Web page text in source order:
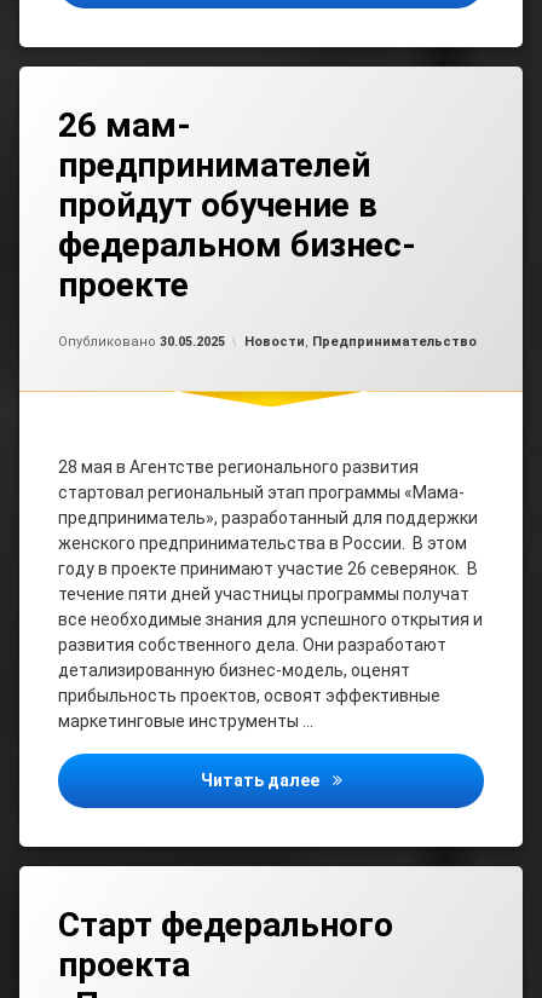
26 мам-
предпринимателей
пройдут обучение в
федеральном бизнес-
проекте
Опубликовано 30.05.2025 Рубрики:
Новости, Предпринимательство
28 мая в Агентстве регионального развития
стартовал региональный этап программы «Мама-
предприниматель», разработанный для поддержки
женского предпринимательства в России. В этом
году в проекте принимают участие 26 северянок. В
течение пяти дней участницы программы получат
все необходимые знания для успешного открытия и
развития собственного дела. Они разработают
детализированную бизнес-модель, оценят
прибыльность проектов, освоят эффективные
маркетинговые инструменты …
Читать далее 26 мам-
Старт федерального
проекта